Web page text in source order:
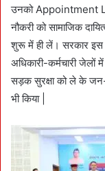
उनको Appointment
नौकरी को सामाजिक
शुरू में ही लें। सरकार इस
अधिकारी-कर्मचारी जेलों
सड़क सुरक्षा को ले के जन-
भी किया |